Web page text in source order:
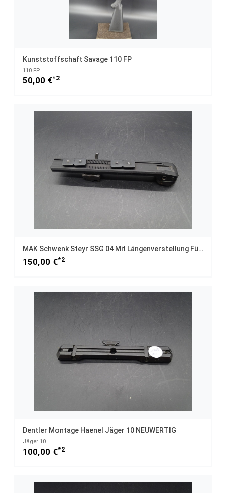
Kunststoffschaft Savage 110 FP
110 FP
50,00 €*2
MAK Schwenk Steyr SSG 04 Mit Längenverstellung Für Swarovski
150,00 €*2
Dentler Montage Haenel Jäger 10 NEUWERTIG
Jäger 10
100,00 €*2